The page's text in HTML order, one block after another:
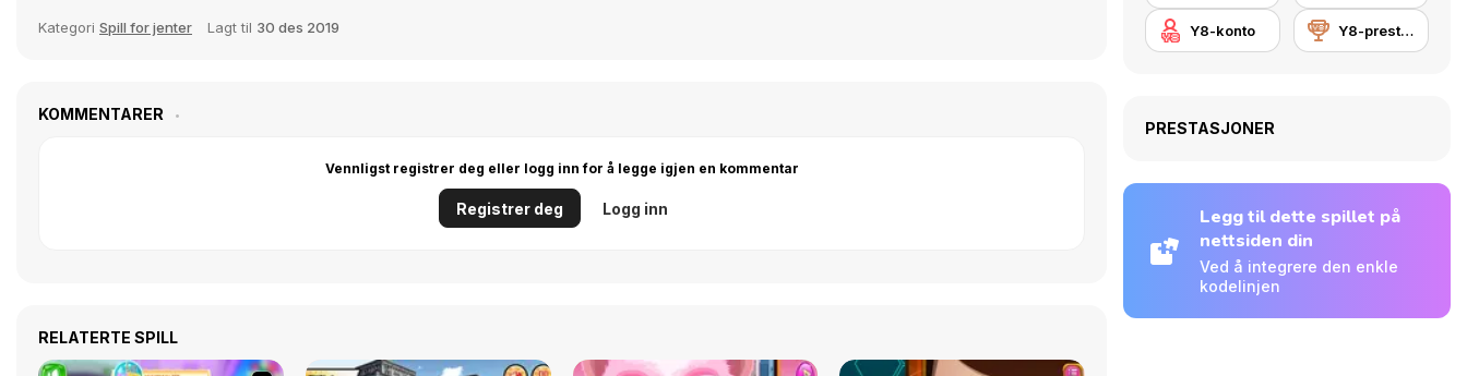
Kategori Spill for jenter Lagt til 30 des 2019
KOMMENTARER
Vennligst registrer deg eller logg inn for å legge igjen en kommentar
Registrer deg Logg inn
RELATERTE SPILL
Y8-konto Y8-prestasjoner
PRESTASJONER
Legg til dette spillet på
nettsiden din
Ved å integrere den enkle
kodelinjen